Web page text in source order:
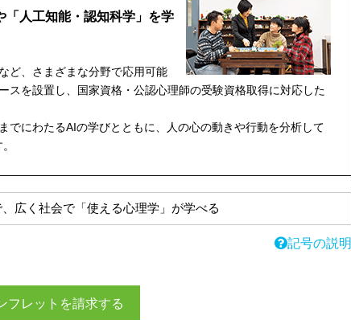
「人工知能・認知科学」を学
ど、さまざまな分野で応用可能
スを設置し、国家資格・公認心理師の受験資格取得に対応した
にわたるAIの学びとともに、人の心の動きや行動を分析して
広く社会で「使える心理学」が学べる
記号の説明
フレットを請求する